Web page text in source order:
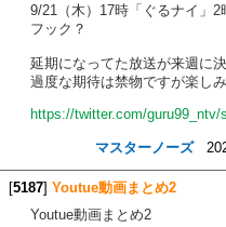
9/21（木）17時「ぐるナイ」
フック？
延期になってた放送が来週に
過度な期待は禁物ですが楽しみ
https://twitter.com/guru99_ntv/
マスターノーズ
[5187] Youtue動画まとめ2
Youtue動画まとめ2